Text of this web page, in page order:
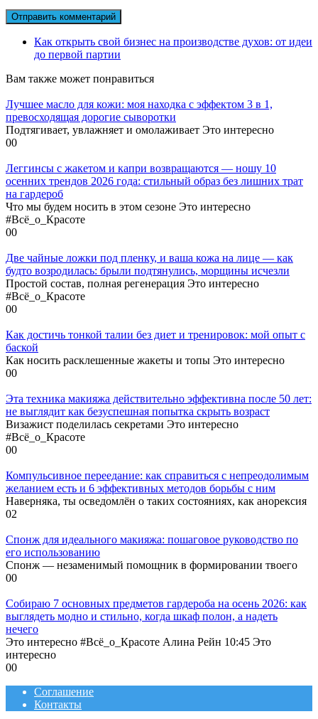
Как открыть свой бизнес на производстве духов: от идеи
до первой партии
Вам также может понравиться
Лучшее масло для кожи: моя находка с эффектом 3 в 1,
превосходящая дорогие сыворотки
Подтягивает, увлажняет и омолаживает Это интересно
00
Леггинсы с жакетом и капри возвращаются — ношу 10
осенних трендов 2026 года: стильный образ без лишних трат
на гардероб
Что мы будем носить в этом сезоне Это интересно
#Всё_о_Красоте
00
Две чайные ложки под пленку, и ваша кожа на лице — как
будто возродилась: брыли подтянулись, морщины исчезли
Простой состав, полная регенерация Это интересно
#Всё_о_Красоте
00
Как достичь тонкой талии без диет и тренировок: мой опыт с
баской
Как носить расклешенные жакеты и топы Это интересно
00
Эта техника макияжа действительно эффективна после 50 лет:
не выглядит как безуспешная попытка скрыть возраст
Визажист поделилась секретами Это интересно
#Всё_о_Красоте
00
Компульсивное переедание: как справиться с непреодолимым
желанием есть и 6 эффективных методов борьбы с ним
Наверняка, ты осведомлён о таких состояниях, как анорексия
02
Спонж для идеального макияжа: пошаговое руководство по
его использованию
Спонж — незаменимый помощник в формировании твоего
00
Собираю 7 основных предметов гардероба на осень 2026: как
выглядеть модно и стильно, когда шкаф полон, а надеть
нечего
Это интересно #Всё_о_Красоте Алина Рейн 10:45 Это
интересно
00
Соглашение
Контакты